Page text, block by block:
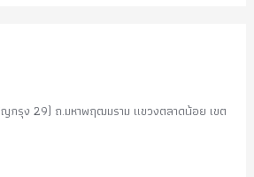
กรุง 29) ถ.มหาพฤฒมราม แขวงตลาดน้อย เขต